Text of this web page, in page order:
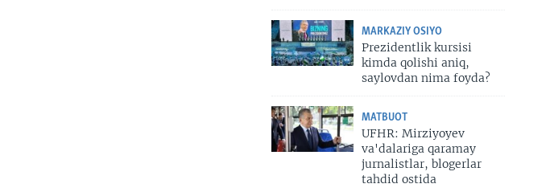
MARKAZIY OSIYO
Prezidentlik kursisi
kimda qolishi aniq,
saylovdan nima foyda?
MATBUOT
UFHR: Mirziyoyev
va'dalariga qaramay
jurnalistlar, blogerlar
tahdid ostida